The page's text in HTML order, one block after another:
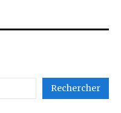
Rechercher